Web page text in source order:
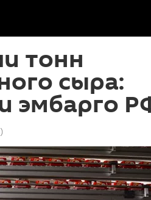
тонн
сыра:
эмбарго
)